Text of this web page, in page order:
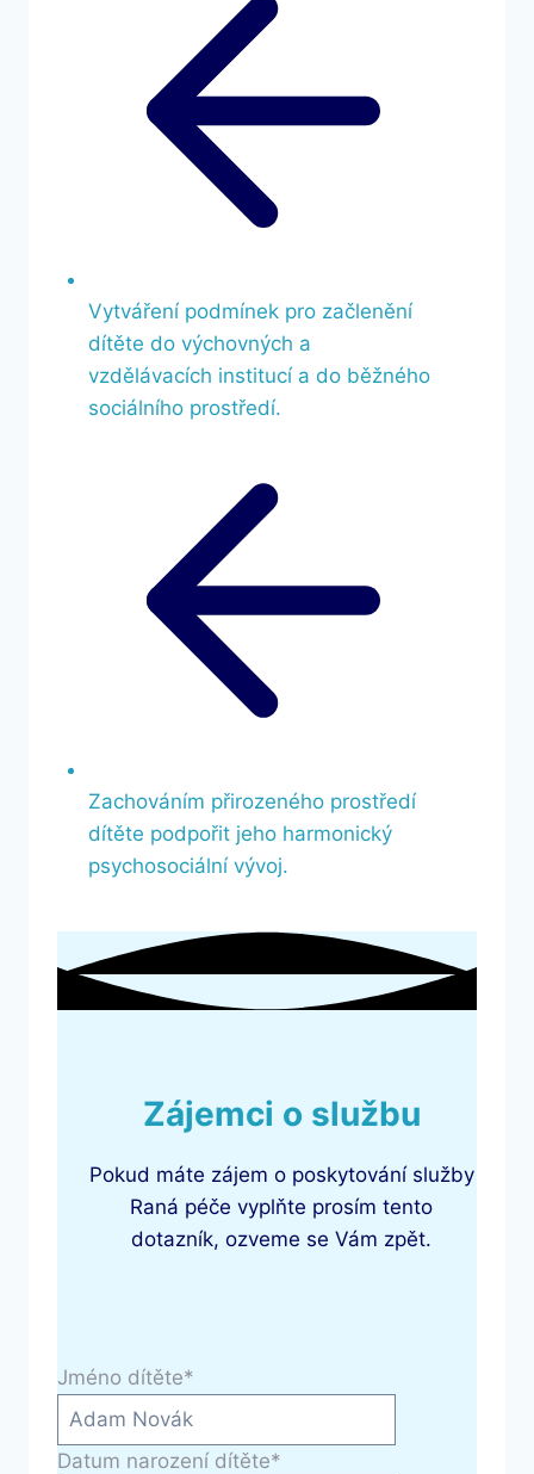
Vytváření podmínek pro začlenění
dítěte do výchovných a
vzdělávacích institucí a do běžného
sociálního prostředí.
Zachováním přirozeného prostředí
dítěte podpořit jeho harmonický
psychosociální vývoj.
Zájemci o službu
Pokud máte zájem o poskytování služby
Raná péče vyplňte prosím tento
dotazník, ozveme se Vám zpět.
Jméno dítěte*
Datum narození dítěte*